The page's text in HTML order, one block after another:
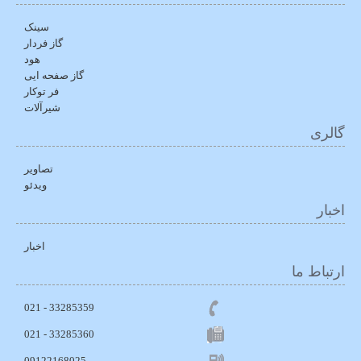
سینک
گاز فردار
هود
گاز صفحه ایی
فر توکار
شیرآلات
گالری
تصاویر
ویدئو
اخبار
اخبار
ارتباط ما
33285359 - 021
021 - 33285360